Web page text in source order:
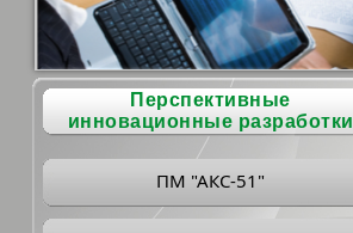
Перспективные
инновационные разработки
ПМ "АКС-51"